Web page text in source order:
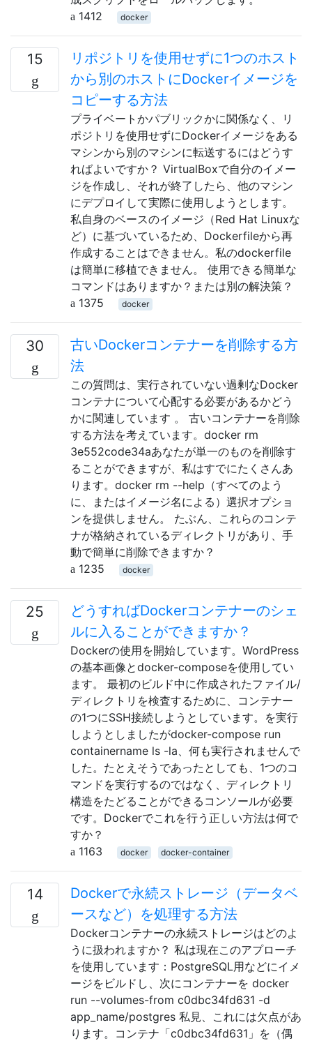
1412
docker
15
リポジトリを使用せずに1つのホスト
から別のホストにDockerイメージを
コピーする方法
プライベートかパブリックかに関係なく、リ
ポジトリを使用せずにDockerイメージをある
マシンから別のマシンに転送するにはどうす
ればよいですか？ VirtualBoxで自分のイメー
ジを作成し、それが終了したら、他のマシン
にデプロイして実際に使用しようとします。
私自身のベースのイメージ（Red Hat Linuxな
ど）に基づいているため、Dockerfileから再
作成することはできません。私のdockerfile
は簡単に移植できません。 使用できる簡単な
コマンドはありますか？または別の解決策？
1375
docker
30
古いDockerコンテナーを削除する方
法
この質問は、実行されていない過剰なDocker
コンテナについて心配する必要があるかどう
かに関連しています 。 古いコンテナーを削除
する方法を考えています。docker rm
3e552code34aあなたが単一のものを削除す
ることができますが、私はすでにたくさんあ
ります。docker rm --help（すべてのよう
に、またはイメージ名による）選択オプショ
ンを提供しません。 たぶん、これらのコンテ
ナが格納されているディレクトリがあり、手
動で簡単に削除できますか？
1235
docker
25
どうすればDockerコンテナーのシェ
ルに入ることができますか？
Dockerの使用を開始しています。WordPress
の基本画像とdocker-composeを使用してい
ます。 最初のビルド中に作成されたファイル/
ディレクトリを検査するために、コンテナー
の1つにSSH接続しようとしています。を実行
しようとしましたがdocker-compose run
containername ls -la、何も実行されませんで
した。たとえそうであったとしても、1つのコ
マンドを実行するのではなく、ディレクトリ
構造をたどることができるコンソールが必要
です。Dockerでこれを行う正しい方法は何で
すか？
1163
docker docker-container
14
Dockerで永続ストレージ（データベ
ースなど）を処理する方法
Dockerコンテナーの永続ストレージはどのよ
うに扱われますか？ 私は現在このアプローチ
を使用しています：PostgreSQL用などにイメ
ージをビルドし、次にコンテナーを docker
run --volumes-from c0dbc34fd631 -d
app_name/postgres 私見、これには欠点があ
ります。コンテナ「c0dbc34fd631」を（偶